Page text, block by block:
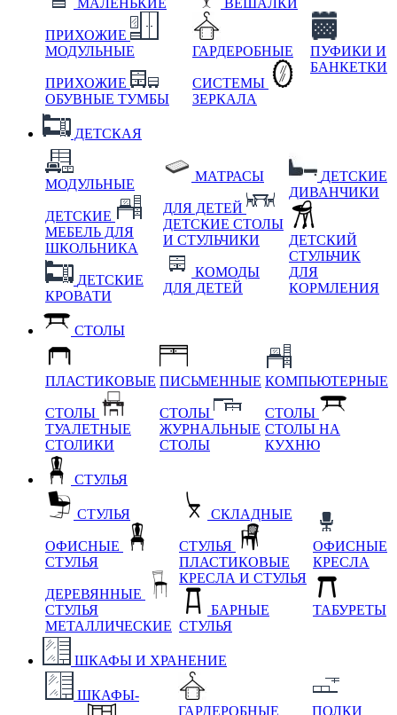
МАЛЕНЬКИЕ
ПРИХОЖИЕ
МОДУЛЬНЫЕ
ПРИХОЖИЕ
ОБУВНЫЕ ТУМБЫ
ВЕШАЛКИ
ГАРДЕРОБНЫЕ
СИСТЕМЫ
ЗЕРКАЛА
ПУФИКИ И
БАНКЕТКИ
ДЕТСКАЯ
МОДУЛЬНЫЕ
ДЕТСКИЕ
МЕБЕЛЬ ДЛЯ
ШКОЛЬНИКА
ДЕТСКИЕ
КРОВАТИ
МАТРАСЫ
ДЛЯ ДЕТЕЙ
ДЕТСКИЕ СТОЛЫ
И СТУЛЬЧИКИ
КОМОДЫ
ДЛЯ ДЕТЕЙ
ДЕТСКИЕ
ДИВАНЧИКИ
ДЕТСКИЙ
СТУЛЬЧИК
ДЛЯ
КОРМЛЕНИЯ
СТОЛЫ
ПЛАСТИКОВЫЕ
СТОЛЫ
ТУАЛЕТНЫЕ
СТОЛИКИ
ПИСЬМЕННЫЕ
СТОЛЫ
ЖУРНАЛЬНЫЕ
СТОЛЫ
КОМПЬЮТЕРНЫЕ
СТОЛЫ
СТОЛЫ НА
КУХНЮ
СТУЛЬЯ
СТУЛЬЯ
ОФИСНЫЕ
СТУЛЬЯ
ДЕРЕВЯННЫЕ
СТУЛЬЯ
МЕТАЛЛИЧЕСКИЕ
СКЛАДНЫЕ
СТУЛЬЯ
ПЛАСТИКОВЫЕ
КРЕСЛА И СТУЛЬЯ
БАРНЫЕ
СТУЛЬЯ
ОФИСНЫЕ
КРЕСЛА
ТАБУРЕТЫ
ШКАФЫ И ХРАНЕНИЕ
ШКАФЫ-
ГАРДЕРОБНЫЕ
ПОЛКИ